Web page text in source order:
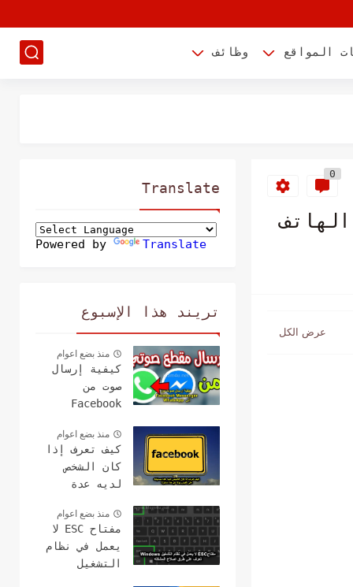
المواقع وظائف
0
Translate
Powered by Translate
تريند هذا الإسبوع
منذ بضع اعوام
كيفية إرسال
صوت من
Facebook
WhatsApp
منذ بضع اعوام
كيف تعرف إذا
كان الشخص
لديه عدة
الفيس بوك هل
هذا ممكن؟
منذ بضع اعوام
مفتاح ESC لا
يعمل في نظام
التشغيل